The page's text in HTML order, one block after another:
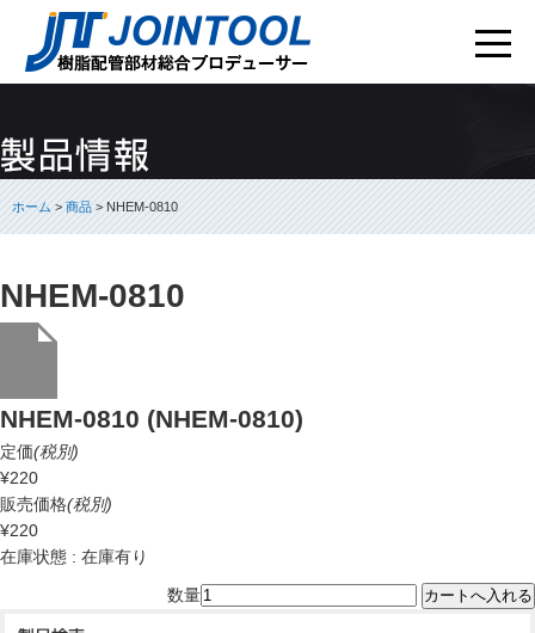
ホーム>商品> NHEM-0810
NHEM-0810
NHEM-0810 (NHEM-0810)
定価(税別)
¥220
販売価格(税別)
¥220
在庫状態 : 在庫有り
数量